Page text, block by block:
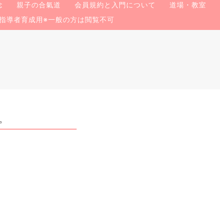
親子の合氣道 会員規約と入門について
道場・教室
導者育成用※一般の方は閲覧不可